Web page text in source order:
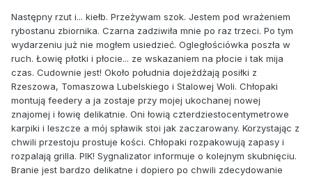
Następny rzut i... kiełb. Przeżywam szok. Jestem pod wrażeniem
rybostanu zbiornika. Czarna zadziwiła mnie po raz trzeci. Po tym
wydarzeniu już nie mogłem usiedzieć. Ogległościówka poszła w
ruch. Łowię płotki i płocie... ze wskazaniem na płocie i tak mija
czas. Cudownie jest! Około południa dojeżdżają posiłki z
Rzeszowa, Tomaszowa Lubelskiego i Stalowej Woli. Chłopaki
montują feedery a ja zostaje przy mojej ukochanej nowej
znajomej i łowię delikatnie. Oni łowią czterdziestocentymetrowe
karpiki i leszcze a mój spławik stoi jak zaczarowany. Korzystając z
chwili przestoju prostuje kości. Chłopaki rozpakowują zapasy i
rozpalają grilla. PIK! Sygnalizator informuje o kolejnym skubnięciu.
Branie jest bardzo delikatne i dopiero po chwili zdecydowanie